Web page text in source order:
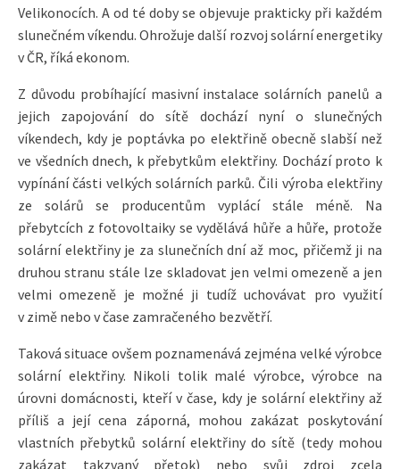
Velikonocích. A od té doby se objevuje prakticky při každém
slunečném víkendu. Ohrožuje další rozvoj solární energetiky
v ČR, říká ekonom.
Z důvodu probíhající masivní instalace solárních panelů a
jejich zapojování do sítě dochází nyní o slunečných
víkendech, kdy je poptávka po elektřině obecně slabší než
ve všedních dnech, k přebytkům elektřiny. Dochází proto k
vypínání části velkých solárních parků. Čili výroba elektřiny
ze solárů se producentům vyplácí stále méně. Na
přebytcích z fotovoltaiky se vydělává hůře a hůře, protože
solární elektřiny je za slunečních dní až moc, přičemž ji na
druhou stranu stále lze skladovat jen velmi omezeně a jen
velmi omezeně je možné ji tudíž uchovávat pro využití
v zimě nebo v čase zamračeného bezvětří.
Taková situace ovšem poznamenává zejména velké výrobce
solární elektřiny. Nikoli tolik malé výrobce, výrobce na
úrovni domácnosti, kteří v čase, kdy je solární elektřiny až
příliš a její cena záporná, mohou zakázat poskytování
vlastních přebytků solární elektřiny do sítě (tedy mohou
zakázat takzvaný přetok) nebo svůj zdroj zcela